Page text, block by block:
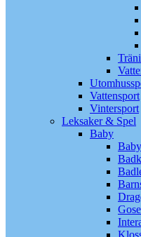
Vattensport
Vintersport
Leksaker & Spel
Baby